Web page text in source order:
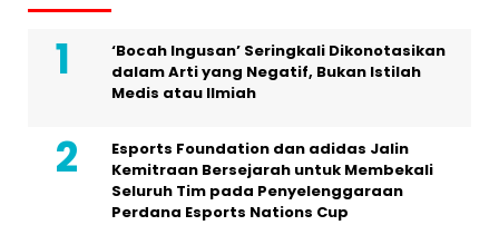
‘Bocah Ingusan’ Seringkali Dikonotasikan
dalam Arti yang Negatif, Bukan Istilah
Medis atau Ilmiah
Esports Foundation dan adidas Jalin
Kemitraan Bersejarah untuk Membekali
Seluruh Tim pada Penyelenggaraan
Perdana Esports Nations Cup